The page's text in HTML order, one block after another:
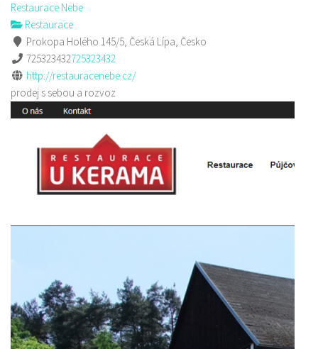
Restaurace Nebe
Restaurace
Prokopa Holého 145/5, Česká Lípa, Česko
725323432725323432
http://restauracenebe.cz/
prodej s sebou a rozvoz